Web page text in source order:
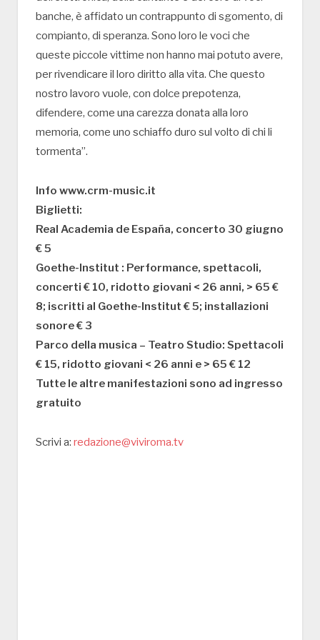
banche, è affidato un contrappunto di sgomento, di
compianto, di speranza. Sono loro le voci che
queste piccole vittime non hanno mai potuto avere,
per rivendicare il loro diritto alla vita. Che questo
nostro lavoro vuole, con dolce prepotenza,
difendere, come una carezza donata alla loro
memoria, come uno schiaffo duro sul volto di chi li
tormenta”.
Info www.crm-music.it
Biglietti:
Real Academia de España, concerto 30 giugno
€ 5
Goethe-Institut : Performance, spettacoli,
concerti € 10, ridotto giovani < 26 anni, > 65 €
8; iscritti al Goethe-Institut € 5; installazioni
sonore € 3
Parco della musica – Teatro Studio: Spettacoli
€ 15, ridotto giovani < 26 anni e > 65 € 12
Tutte le altre manifestazioni sono ad ingresso
gratuito
Scrivi a: redazione@viviroma.tv